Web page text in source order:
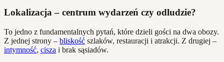
Lokalizacja – centrum wydarzeń czy odludzie?
To jedno z fundamentalnych pytań, które dzieli gości na dwa obozy.
Z jednej strony – bliskość szlaków, restauracji i atrakcji. Z drugiej –
intymność, cisza i brak sąsiadów.